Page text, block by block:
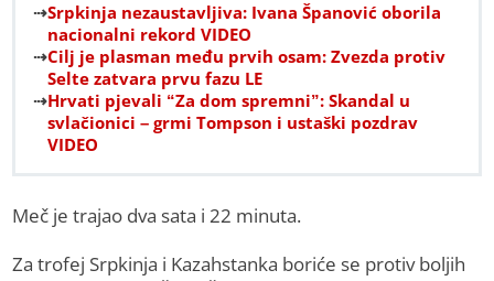
Srpkinja nezaustavljiva: Ivana Španović oborila
nacionalni rekord VIDEO
Cilj je plasman među prvih osam: Zvezda protiv
Selte zatvara prvu fazu LE
Hrvati pjevali “Za dom spremni”: Skandal u
svlačionici – grmi Tompson i ustaški pozdrav
VIDEO
Meč je trajao dva sata i 22 minuta.
Za trofej Srpkinja i Kazahstanka boriće se protiv boljih